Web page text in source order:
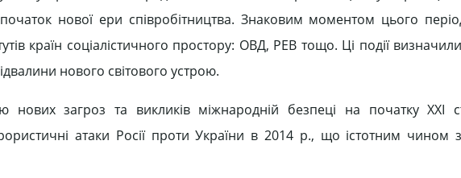
нової ери співробітництва. Знаковим моментом цього
країн соціалістичного простору: ОВД, РЕВ тощо. Ці події
нового світового устрою.
загроз та викликів міжнародній безпеці на початку ХХІ
атаки Росії проти України в 2014 р., що істотним чином